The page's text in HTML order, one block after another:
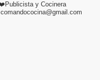
y Cocinera